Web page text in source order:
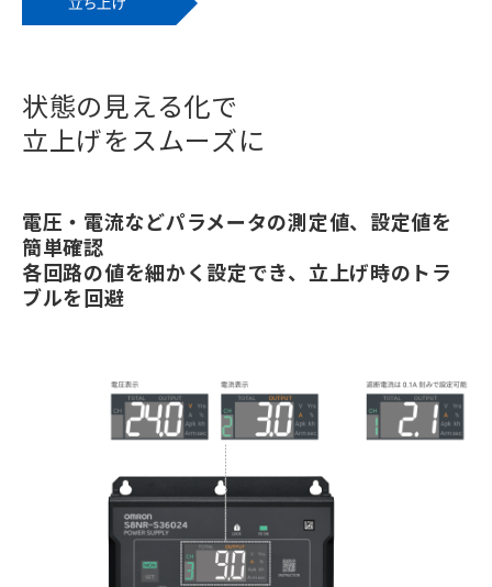
状態の見える化で
立上げをスムーズに
電圧・電流などパラメータの測定値、設定値を
簡単確認
各回路の値を細かく設定でき、立上げ時のトラ
ブルを回避